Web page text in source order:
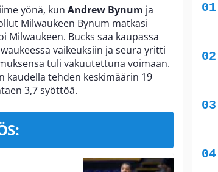
yönä, kun Andrew Bynum ja
Milwaukeen Bynum matkasi
Milwaukeen. Bucks saa kaupassa
vaikeuksiin ja seura yritti
tuli vakuutettuna voimaan.
kaudella tehden keskimäärin 19
3,7 syöttöä.